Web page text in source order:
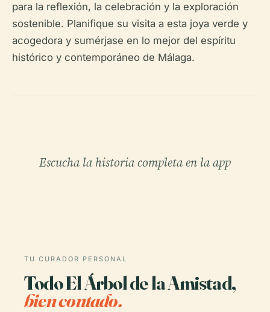
para la reflexión, la celebración y la exploración
sostenible. Planifique su visita a esta joya verde y
acogedora y sumérjase en lo mejor del espíritu
histórico y contemporáneo de Málaga.
Escucha la historia completa en la app
TU CURADOR PERSONAL
Todo El Árbol de la Amistad,
bien contado.